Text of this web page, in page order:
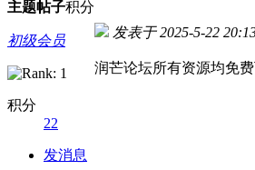
主题帖子积分
初级会员
积分
22
发消息
发表于 2025-5-22
润芒论坛所有资源均免